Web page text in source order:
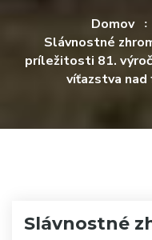
Domov
Slávnostné
príležitosti 81.
víťazstva nad
Slávnostné